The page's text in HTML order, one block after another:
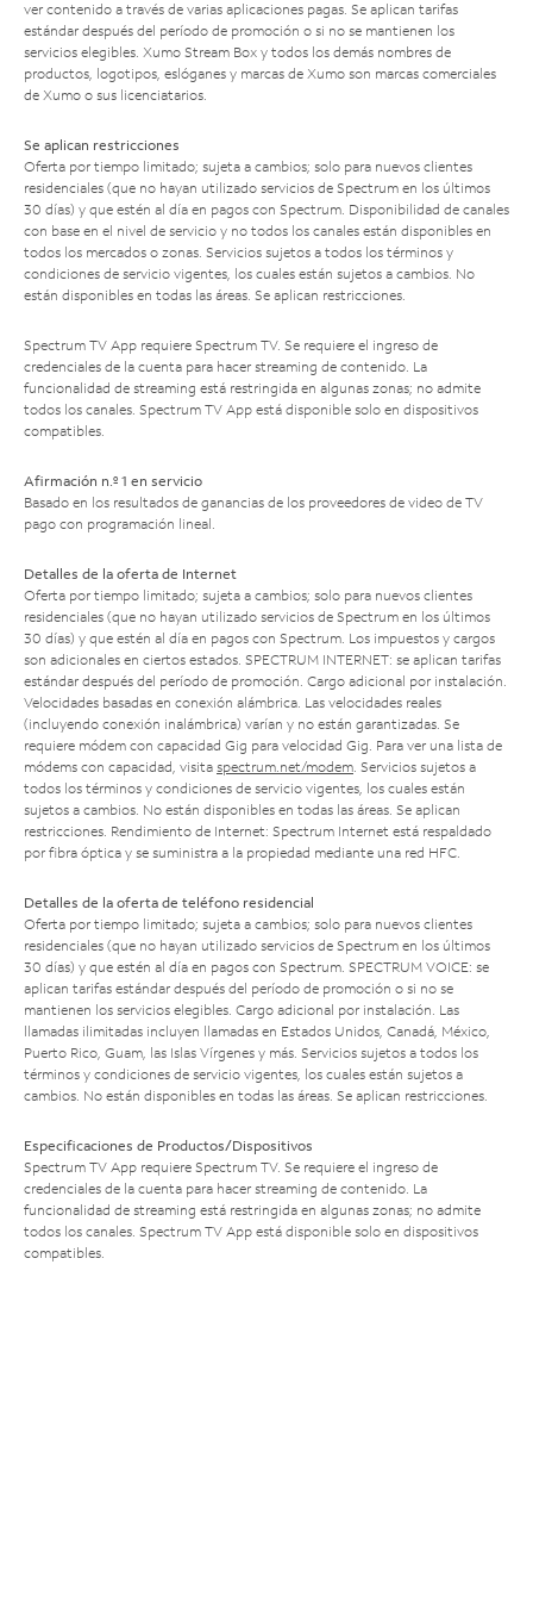
ver contenido a través de varias aplicaciones pagas. Se aplican tarifas
estándar después del período de promoción o si no se mantienen los
servicios elegibles. Xumo Stream Box y todos los demás nombres de
productos, logotipos, eslóganes y marcas de Xumo son marcas comerciales
de Xumo o sus licenciatarios.
Se aplican restricciones
Oferta por tiempo limitado; sujeta a cambios; solo para nuevos clientes
residenciales (que no hayan utilizado servicios de Spectrum en los últimos
30 días) y que estén al día en pagos con Spectrum. Disponibilidad de canales
con base en el nivel de servicio y no todos los canales están disponibles en
todos los mercados o zonas. Servicios sujetos a todos los términos y
condiciones de servicio vigentes, los cuales están sujetos a cambios. No
están disponibles en todas las áreas. Se aplican restricciones.
Spectrum TV App requiere Spectrum TV. Se requiere el ingreso de
credenciales de la cuenta para hacer streaming de contenido. La
funcionalidad de streaming está restringida en algunas zonas; no admite
todos los canales. Spectrum TV App está disponible solo en dispositivos
compatibles.
Afirmación n.º 1 en servicio
Basado en los resultados de ganancias de los proveedores de video de TV
pago con programación lineal.
Detalles de la oferta de Internet
Oferta por tiempo limitado; sujeta a cambios; solo para nuevos clientes
residenciales (que no hayan utilizado servicios de Spectrum en los últimos
30 días) y que estén al día en pagos con Spectrum. Los impuestos y cargos
son adicionales en ciertos estados. SPECTRUM INTERNET: se aplican tarifas
estándar después del período de promoción. Cargo adicional por instalación.
Velocidades basadas en conexión alámbrica. Las velocidades reales
(incluyendo conexión inalámbrica) varían y no están garantizadas. Se
requiere módem con capacidad Gig para velocidad Gig. Para ver una lista de
módems con capacidad, visita spectrum.net/modem. Servicios sujetos a
todos los términos y condiciones de servicio vigentes, los cuales están
sujetos a cambios. No están disponibles en todas las áreas. Se aplican
restricciones. Rendimiento de Internet: Spectrum Internet está respaldado
por fibra óptica y se suministra a la propiedad mediante una red HFC.
Detalles de la oferta de teléfono residencial
Oferta por tiempo limitado; sujeta a cambios; solo para nuevos clientes
residenciales (que no hayan utilizado servicios de Spectrum en los últimos
30 días) y que estén al día en pagos con Spectrum. SPECTRUM VOICE: se
aplican tarifas estándar después del período de promoción o si no se
mantienen los servicios elegibles. Cargo adicional por instalación. Las
llamadas ilimitadas incluyen llamadas en Estados Unidos, Canadá, México,
Puerto Rico, Guam, las Islas Vírgenes y más. Servicios sujetos a todos los
términos y condiciones de servicio vigentes, los cuales están sujetos a
cambios. No están disponibles en todas las áreas. Se aplican restricciones.
Especificaciones de Productos/Dispositivos
Spectrum TV App requiere Spectrum TV. Se requiere el ingreso de
credenciales de la cuenta para hacer streaming de contenido. La
funcionalidad de streaming está restringida en algunas zonas; no admite
todos los canales. Spectrum TV App está disponible solo en dispositivos
compatibles.